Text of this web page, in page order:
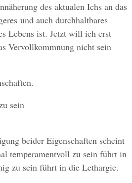
des aktualen Ichs an das
und auch durchhaltbares
Lebens ist. Jetzt will ich erst
Vervollkommnung nicht sein
sein
beider Eigenschaften scheint
temperamentvoll zu sein führt in
zu sein führt in die Lethargie.